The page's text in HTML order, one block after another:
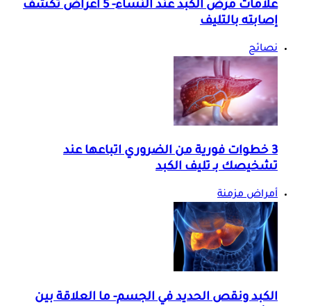
علامات مرض الكبد عند النساء- 5 أعراض تكشف
إصابته بالتليف
نصائح
3 خطوات فورية من الضروري اتباعها عند
تشخيصك بـ تليف الكبد
أمراض مزمنة
الكبد ونقص الحديد في الجسم- ما العلاقة بين